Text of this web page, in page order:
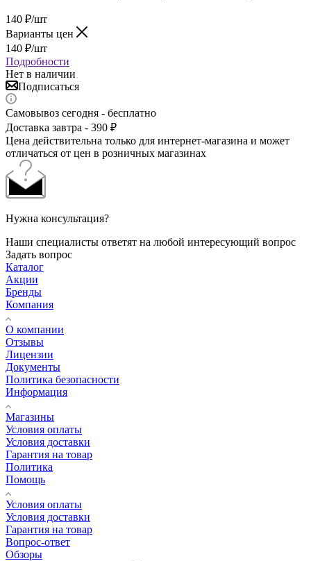
140 ₽/шт
Варианты цен
140 ₽/шт
Подробности
Нет в наличии
Подписаться
Самовывоз сегодня - бесплатно
Доставка завтра - 390 ₽
Цена действительна только для интернет-магазина и может
отличаться от цен в розничных магазинах
Нужна консультация?
Наши специалисты ответят на любой интересующий вопрос
Задать вопрос
Каталог
Акции
Бренды
Компания
О компании
Отзывы
Лицензии
Документы
Политика безопасности
Информация
Магазины
Условия оплаты
Условия доставки
Гарантия на товар
Политика
Помощь
Условия оплаты
Условия доставки
Гарантия на товар
Вопрос-ответ
Обзоры